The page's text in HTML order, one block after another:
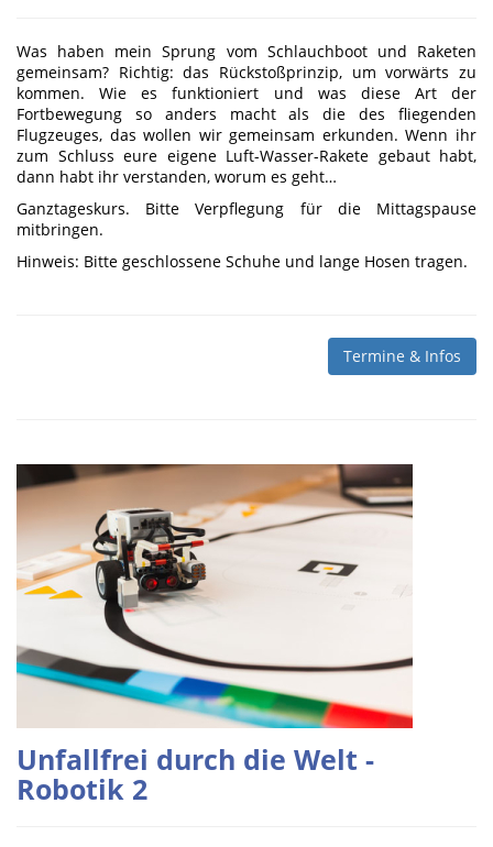
Was haben mein Sprung vom Schlauchboot und Raketen
gemeinsam? Richtig: das Rückstoßprinzip, um vorwärts zu
kommen. Wie es funktioniert und was diese Art der
Fortbewegung so anders macht als die des fliegenden
Flugzeuges, das wollen wir gemeinsam erkunden. Wenn ihr
zum Schluss eure eigene Luft-Wasser-Rakete gebaut habt,
dann habt ihr verstanden, worum es geht…
Ganztageskurs. Bitte Verpflegung für die Mittagspause
mitbringen.
Hinweis: Bitte geschlossene Schuhe und lange Hosen tragen.
Termine & Infos
Unfallfrei durch die Welt -
Robotik 2